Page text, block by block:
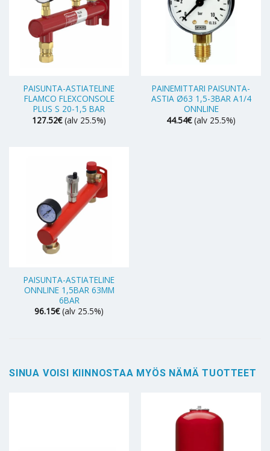
PAISUNTA-ASTIATELINE
FLAMCO FLEXCONSOLE
PLUS S 20-1,5 BAR
127.52€ (alv 25.5%)
PAINEMITTARI PAISUNTA-
ASTIA Ø63 1,5-3BAR A1/4
ONNLINE
44.54€ (alv 25.5%)
PAISUNTA-ASTIATELINE
ONNLINE 1,5BAR 63MM
6BAR
96.15€ (alv 25.5%)
SINUA VOISI KIINNOSTAA MYÖS NÄMÄ TUOTTEET